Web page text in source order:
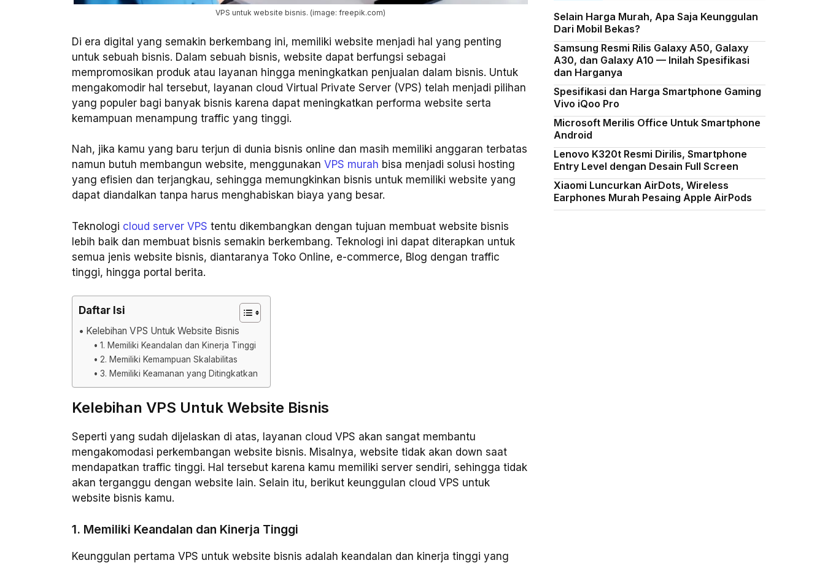
VPS untuk website bisnis. (image: freepik.com)
Di era digital yang semakin berkembang ini, memiliki website menjadi hal yang penting
untuk sebuah bisnis. Dalam sebuah bisnis, website dapat berfungsi sebagai
mempromosikan produk atau layanan hingga meningkatkan penjualan dalam bisnis. Untuk
mengakomodir hal tersebut, layanan cloud Virtual Private Server (VPS) telah menjadi pilihan
yang populer bagi banyak bisnis karena dapat meningkatkan performa website serta
kemampuan menampung traffic yang tinggi.
Nah, jika kamu yang baru terjun di dunia bisnis online dan masih memiliki anggaran terbatas
namun butuh membangun website, menggunakan VPS murah bisa menjadi solusi hosting
yang efisien dan terjangkau, sehingga memungkinkan bisnis untuk memiliki website yang
dapat diandalkan tanpa harus menghabiskan biaya yang besar.
Teknologi cloud server VPS tentu dikembangkan dengan tujuan membuat website bisnis
lebih baik dan membuat bisnis semakin berkembang. Teknologi ini dapat diterapkan untuk
semua jenis website bisnis, diantaranya Toko Online, e-commerce, Blog dengan traffic
tinggi, hingga portal berita.
Daftar Isi
Kelebihan VPS Untuk Website Bisnis
1. Memiliki Keandalan dan Kinerja Tinggi
2. Memiliki Kemampuan Skalabilitas
3. Memiliki Keamanan yang Ditingkatkan
Kelebihan VPS Untuk Website Bisnis
Seperti yang sudah dijelaskan di atas, layanan cloud VPS akan sangat membantu
mengakomodasi perkembangan website bisnis. Misalnya, website tidak akan down saat
mendapatkan traffic tinggi. Hal tersebut karena kamu memiliki server sendiri, sehingga tidak
akan terganggu dengan website lain. Selain itu, berikut keunggulan cloud VPS untuk
website bisnis kamu.
1. Memiliki Keandalan dan Kinerja Tinggi
Keunggulan pertama VPS untuk website bisnis adalah keandalan dan kinerja tinggi yang
Selain Harga Murah, Apa Saja Keunggulan
Dari Mobil Bekas?
Samsung Resmi Rilis Galaxy A50, Galaxy
A30, dan Galaxy A10 — Inilah Spesifikasi
dan Harganya
Spesifikasi dan Harga Smartphone Gaming
Vivo iQoo Pro
Microsoft Merilis Office Untuk Smartphone
Android
Lenovo K320t Resmi Dirilis, Smartphone
Entry Level dengan Desain Full Screen
Xiaomi Luncurkan AirDots, Wireless
Earphones Murah Pesaing Apple AirPods